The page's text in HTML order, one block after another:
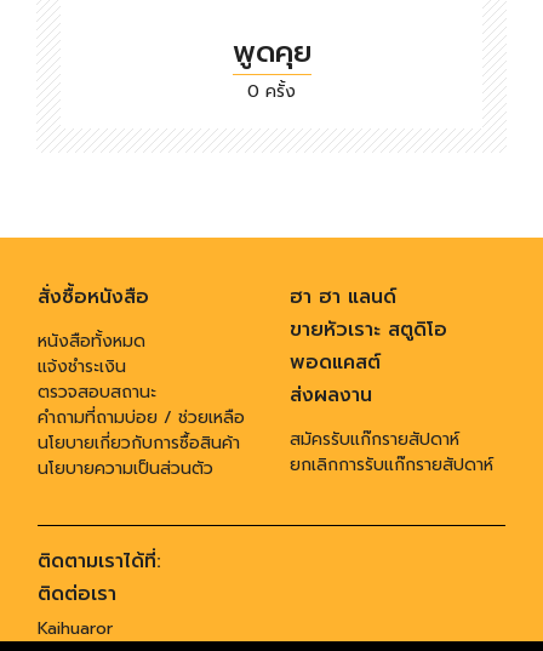
พูดคุย
0 ครั้ง
สั่งซื้อหนังสือ
หนังสือทั้งหมด
แจ้งชำระเงิน
ตรวจสอบสถานะ
คำถามที่ถามบ่อย / ช่วยเหลือ
นโยบายเกี่ยวกับการซื้อสินค้า
นโยบายความเป็นส่วนตัว
ฮา ฮา แลนด์
ขายหัวเราะ สตูดิโอ
พอดแคสต์
ส่งผลงาน
สมัครรับแก๊กรายสัปดาห์
ยกเลิกการรับแก๊กรายสัปดาห์
ติดตามเราได้ที่:
ติดต่อเรา
Kaihuaror